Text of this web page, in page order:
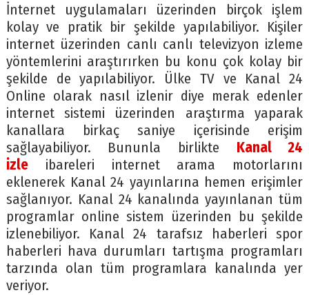
İnternet uygulamaları üzerinden birçok işlem
kolay ve pratik bir şekilde yapılabiliyor. Kişiler
internet üzerinden canlı canlı televizyon izleme
yöntemlerini araştırırken bu konu çok kolay bir
şekilde de yapılabiliyor. Ülke TV ve Kanal 24
Online olarak nasıl izlenir diye merak edenler
internet sistemi üzerinden araştırma yaparak
kanallara birkaç saniye içerisinde erişim
sağlayabiliyor. Bununla birlikte Kanal 24
izle
ibareleri internet arama motorlarını
eklenerek Kanal 24 yayınlarına hemen erişimler
sağlanıyor. Kanal 24 kanalında yayınlanan tüm
programlar online sistem üzerinden bu şekilde
izlenebiliyor. Kanal 24 tarafsız haberleri spor
haberleri hava durumları tartışma programları
tarzında olan tüm programlara kanalında yer
veriyor.